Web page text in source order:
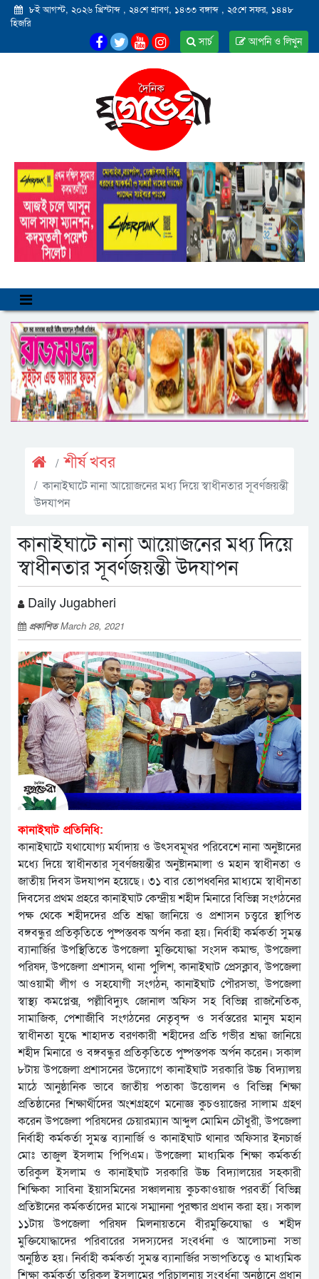
৮ই আগস্ট, ২০২৬ খ্রিস্টাব্দ , ২৪শে শ্রাবণ, ১৪৩৩ বঙ্গাব্দ , ২৫শে সফর, ১৪৪৮
হিজরি
আপনি ও লিখুন
সার্চ
শীর্ষ খবর
কানাইঘাটে নানা আয়োজনের মধ্য দিয়ে স্বাধীনতার সূবর্ণজয়ন্তী
উদযাপন
কানাইঘাটে নানা আয়োজনের মধ্য দিয়ে
স্বাধীনতার সূবর্ণজয়ন্তী উদযাপন
Daily Jugabheri
প্রকাশিতMarch 28, 2021
কানাইঘাট প্রতিনিধি:
কানাইঘাটে যথাযোগ্য মর্যাদায় ও উৎসবমূখর পরিবেশে নানা অনুষ্টানের
মধ্যে দিয়ে স্বাধীনতার সূবর্ণজয়ন্তীর অনুষ্টানমালা ও মহান স্বাধীনতা ও
জাতীয় দিবস উদযাপন হয়েছে। ৩১ বার তোপধ্বনির মাধ্যমে স্বাধীনতা
দিবসের প্রথম প্রহরে কানাইঘাট কেন্দ্রীয় শহীদ মিনারে বিভিন্ন সংগঠনের
পক্ষ থেকে শহীদদের প্রতি শ্রদ্ধা জানিয়ে ও প্রশাসন চত্ত্বরে স্থাপিত
বঙ্গবন্ধুর প্রতিকৃতিতে পুষ্পস্তবক অর্পন করা হয়। নির্বাহী কর্মকর্তা সুমন্ত
ব্যানার্জির উপস্থিতিতে উপজেলা মুক্তিযোদ্ধা সংসদ কমান্ড, উপজেলা
পরিষদ, উপজেলা প্রশাসন, থানা পুলিশ, কানাইঘাট প্রেসক্লাব, উপজেলা
আওয়ামী লীগ ও সহযোগী সংগঠন, কানাইঘাট পৌরসভা, উপজেলা
স্বাস্থ্য কমপ্লেক্স, পল্লীবিদ্যুৎ জোনাল অফিস সহ বিভিন্ন রাজনৈতিক,
সামাজিক, পেশাজীবি সংগঠনের নেতৃবৃন্দ ও সর্বস্তরের মানুষ মহান
স্বাধীনতা যুদ্ধে শাহাদত বরণকারী শহীদের প্রতি গভীর শ্রদ্ধা জানিয়ে
শহীদ মিনারে ও বঙ্গবন্ধুর প্রতিকৃতিতে পুষ্পস্তপক অর্পন করেন। সকাল
৮টায় উপজেলা প্রশাসনের উদ্যোগে কানাইঘাট সরকারি উচ্চ বিদ্যালয়
মাঠে আনুষ্ঠানিক ভাবে জাতীয় পতাকা উত্তোলন ও বিভিন্ন শিক্ষা
প্রতিষ্ঠানের শিক্ষার্থীদের অংশগ্রহণে মনোজ্ঞ কুচওয়াজের সালাম গ্রহণ
করেন উপজেলা পরিষদের চেয়ারম্যান আব্দুল মোমিন চৌধুরী, উপজেলা
নির্বাহী কর্মকর্তা সুমন্ত ব্যানার্জি ও কানাইঘাট থানার অফিসার ইনচার্জ
মোঃ তাজুল ইসলাম পিপিএম। উপজেলা মাধ্যমিক শিক্ষা কর্মকর্তা
তরিকুল ইসলাম ও কানাইঘাট সরকারি উচ্চ বিদ্যালয়ের সহকারী
শিক্ষিকা সাবিনা ইয়াসমিনের সঞ্চালনায় কুচকাওয়াজ পরবর্তী বিভিন্ন
প্রতিষ্টানের কর্মকর্তাদের মাঝে সম্মাননা পুরষ্কার প্রধান করা হয়। সকাল
১১টায় উপজেলা পরিষদ মিলনায়তনে বীরমুক্তিযোদ্ধা ও শহীদ
মুক্তিযোদ্ধাদের পরিবারের সদস্যদের সংবর্ধনা ও আলোচনা সভা
অনুষ্ঠিত হয়। নির্বাহী কর্মকর্তা সুমন্ত ব্যানার্জির সভাপতিত্বে ও মাধ্যমিক
শিক্ষা কর্মকর্তা তরিকুল ইসলামের পরিচালনায় সংবর্ধনা অনুষ্ঠানে প্রধান